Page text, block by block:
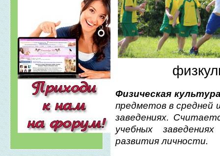
Физическая
предметов в средней
заведениях.
учебных
развития личности.